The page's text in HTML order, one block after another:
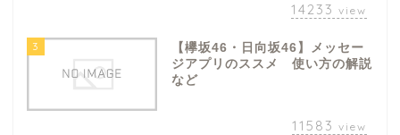
14233 view
3
【欅坂46・日向坂46】メッセー
ジアプリのススメ 使い方の解説
など
11583 view